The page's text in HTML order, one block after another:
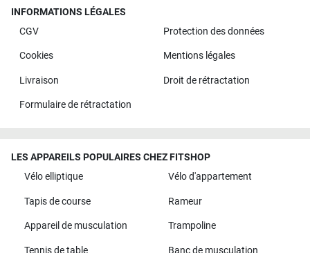
INFORMATIONS LÉGALES
CGV
Protection des données
Cookies Mentions légales
Livraison Droit de rétractation
Formulaire de rétractation
LES APPAREILS POPULAIRES CHEZ FITSHOP
Vélo elliptique
Vélo d'appartement
Tapis de course Rameur
Appareil de musculation Trampoline
Tennis de table Banc de musculation